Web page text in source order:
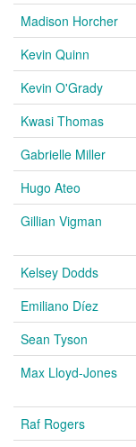
Madison Horcher
Kevin Quinn
Kevin O'Grady
Kwasi Thomas
Gabrielle Miller
Hugo Ateo
Gillian Vigman
Kelsey Dodds
Emiliano Díez
Sean Tyson
Max Lloyd-Jones
Raf Rogers